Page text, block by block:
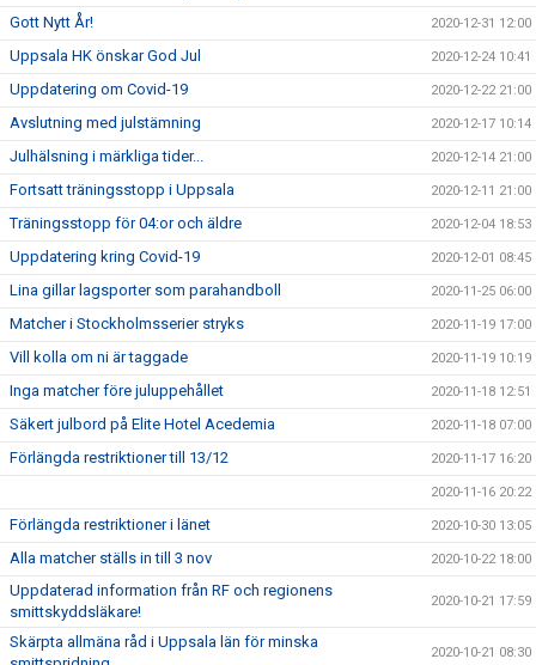
Gott Nytt År! 2020-12-31 12:00
Uppsala HK önskar God Jul 2020-12-24 10:41
Uppdatering om Covid-19 2020-12-22 21:00
Avslutning med julstämning 2020-12-17 10:14
Julhälsning i märkliga tider... 2020-12-14 21:00
Fortsatt träningsstopp i Uppsala 2020-12-11 21:00
Träningsstopp för 04:or och äldre 2020-12-04 18:53
Uppdatering kring Covid-19 2020-12-01 08:45
Lina gillar lagsporter som parahandboll 2020-11-25 06:00
Matcher i Stockholmsserier stryks 2020-11-19 17:00
Vill kolla om ni är taggade 2020-11-19 10:19
Inga matcher före juluppehållet 2020-11-18 12:51
Säkert julbord på Elite Hotel Acedemia 2020-11-18 07:00
Förlängda restriktioner till 13/12 2020-11-17 16:20
2020-11-16 20:22
Förlängda restriktioner i länet 2020-10-30 13:05
Alla matcher ställs in till 3 nov 2020-10-22 18:00
Uppdaterad information från RF och regionens
smittskyddsläkare!
2020-10-21 17:59
Skärpta allmäna råd i Uppsala län för minska
2020-10-21 08:30